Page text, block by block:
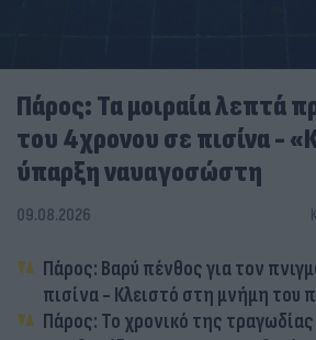
Πάρος: Τα μοιραία λεπτά
του 4χρονου σε πισίνα -
ύπαρξη ναυαγοσώστη
09.08.2026
Πάρος: Βαρύ πένθος για τον
πισίνα - Κλειστό στη μνήμη του
Πάρος: Το χρονικό της τραγωδίας